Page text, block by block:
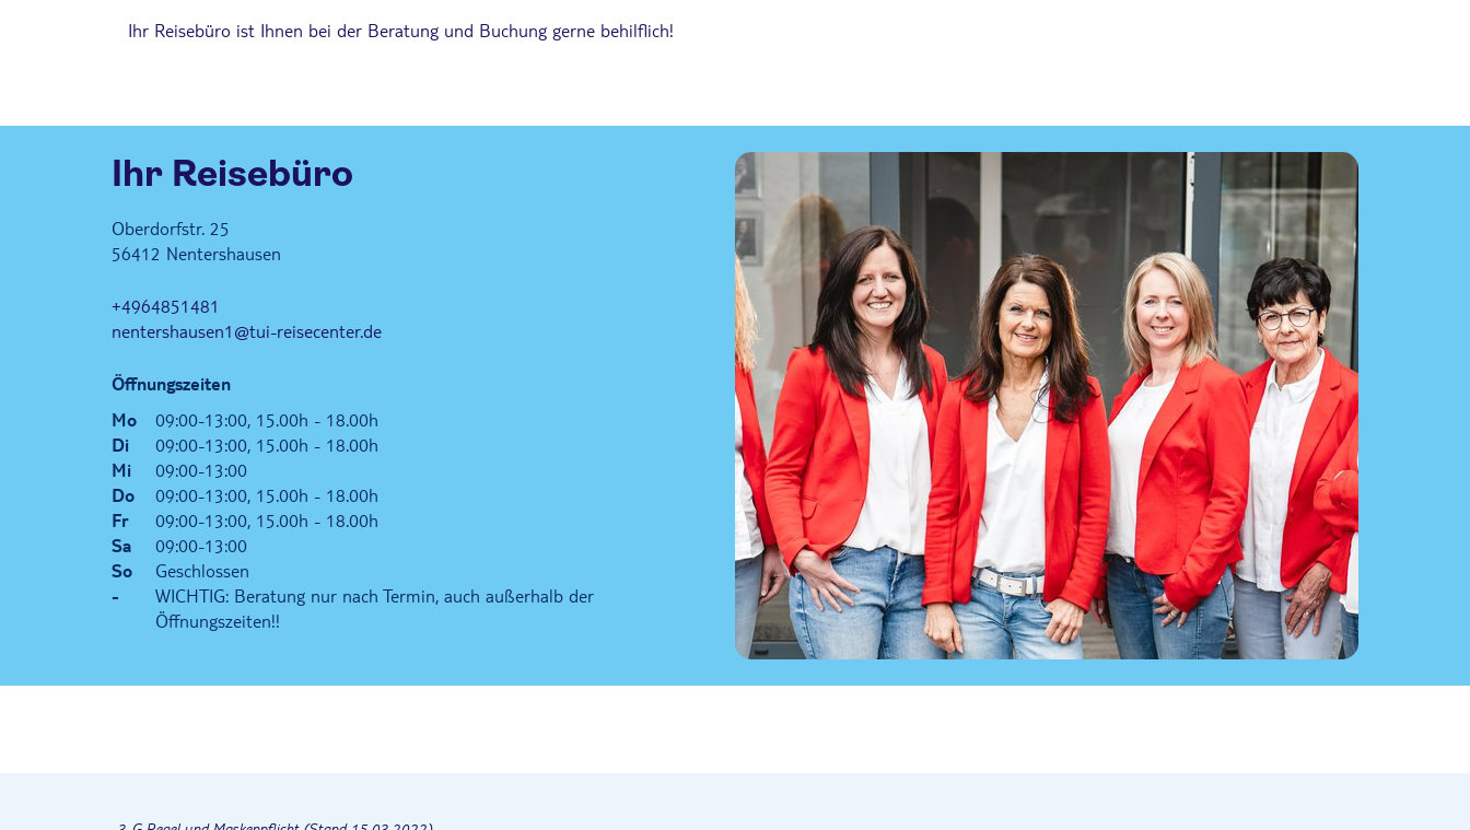
Ihr Reisebüro ist Ihnen bei der Beratung und Buchung gerne behilflich!
Ihr Reisebüro
Oberdorfstr. 25
56412 Nentershausen
+4964851481
nentershausen1@tui-reisecenter.de
Öffnungszeiten
Mo
09:00-13:00, 15.00h - 18.00h
Di
09:00-13:00, 15.00h - 18.00h
Mi
09:00-13:00
Do
09:00-13:00, 15.00h - 18.00h
Fr
09:00-13:00, 15.00h - 18.00h
Sa
09:00-13:00
So
Geschlossen
-
WICHTIG: Beratung nur nach Termin, auch außerhalb der
Öffnungszeiten!!